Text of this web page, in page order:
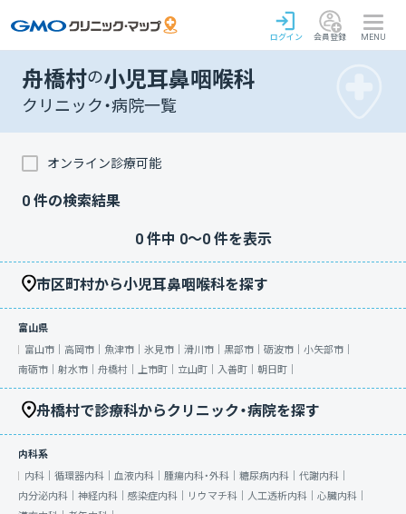
ログイン 会員登録 MENU
舟橋村の小児耳鼻咽喉科
クリニック・病院一覧
オンライン診療可能
0 件の検索結果
0件中 0〜0件を表示
市区町村から小児耳鼻咽喉科を探す
富山県
富山市｜ 高岡市｜ 魚津市｜ 氷見市｜ 滑川市｜ 黒部市｜ 砺波市｜ 小矢部市｜
南砺市｜ 射水市｜ 舟橋村｜ 上市町｜ 立山町｜ 入善町｜ 朝日町｜
舟橋村で診療科からクリニック・病院を探す
内科系
内科｜ 循環器内科｜ 血液内科｜ 腫瘍内科・外科｜ 糖尿病内科｜ 代謝内科｜
内分泌内科｜ 神経内科｜ 感染症内科｜ リウマチ科｜ 人工透析内科｜ 心臓内科｜